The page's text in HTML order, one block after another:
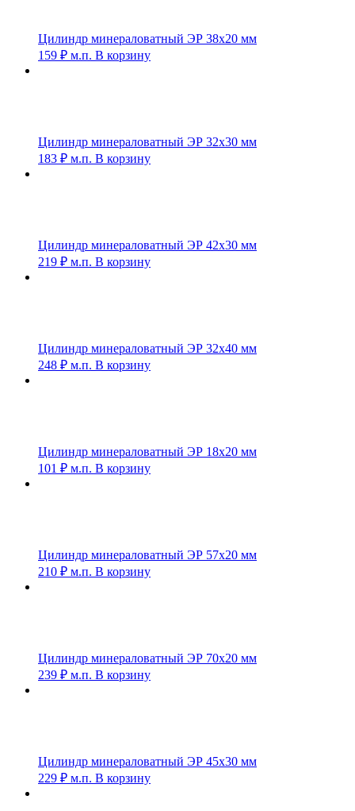
Цилиндр минераловатный ЭР 38х20 мм
159 ₽ м.п. В корзину
Цилиндр минераловатный ЭР 32х30 мм
183 ₽ м.п. В корзину
Цилиндр минераловатный ЭР 42х30 мм
219 ₽ м.п. В корзину
Цилиндр минераловатный ЭР 32х40 мм
248 ₽ м.п. В корзину
Цилиндр минераловатный ЭР 18х20 мм
101 ₽ м.п. В корзину
Цилиндр минераловатный ЭР 57х20 мм
210 ₽ м.п. В корзину
Цилиндр минераловатный ЭР 70х20 мм
239 ₽ м.п. В корзину
Цилиндр минераловатный ЭР 45х30 мм
229 ₽ м.п. В корзину